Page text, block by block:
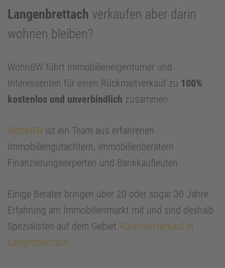
Langenbrettach verkaufen aber darin
wohnen bleiben?
WohnBW führt Immobilieneigentümer und
Interessenten für einen Rückmietverkauf zu 100%
kostenlos und unverbindlich zusammen.
WohnBW ist ein Team aus erfahrenen
Immobiliengutachtern, Immobilienberatern
Finanzierungsexperten und Bankkaufleuten.
Einige Berater bringen über 20 oder sogar 30 Jahre
Erfahrung am Immobilienmarkt mit und sind deshalb
Spezialisten auf dem Gebiet Rückmietverkauf in
Langenbrettach